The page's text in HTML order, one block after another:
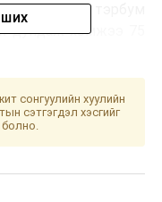
153.8 тэрбум
дундаж хэмжээ 75
байгаа эмч,
сонгуулийн хуулийн
сэтгэгдэл хэсгийг
болно.